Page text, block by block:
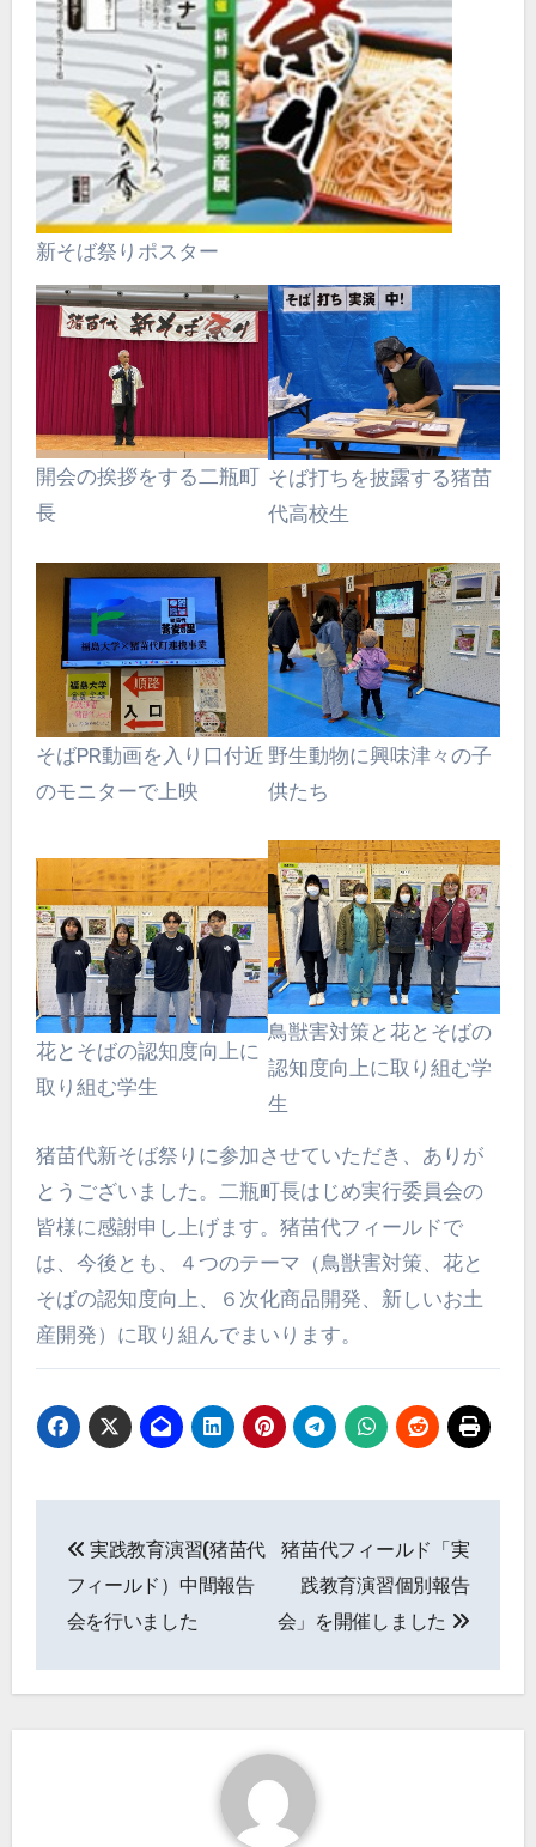
新そば祭りポスター
開会の挨拶をする二瓶町
長
そば打ちを披露する猪苗
代高校生
そばPR動画を入り口付近
のモニターで上映
野生動物に興味津々の子
供たち
花とそばの認知度向上に
取り組む学生
鳥獣害対策と花とそばの
認知度向上に取り組む学
生
猪苗代新そば祭りに参加させていただき、ありが
とうございました。二瓶町長はじめ実行委員会の
皆様に感謝申し上げます。猪苗代フィールドで
は、今後とも、４つのテーマ（鳥獣害対策、花と
そばの認知度向上、６次化商品開発、新しいお土
産開発）に取り組んでまいります。
稿
ナ
ビ
実践教育演習(猪苗代
フィールド）中間報告
会を行いました
猪苗代フィールド「実
践教育演習個別報告
会」を開催しました